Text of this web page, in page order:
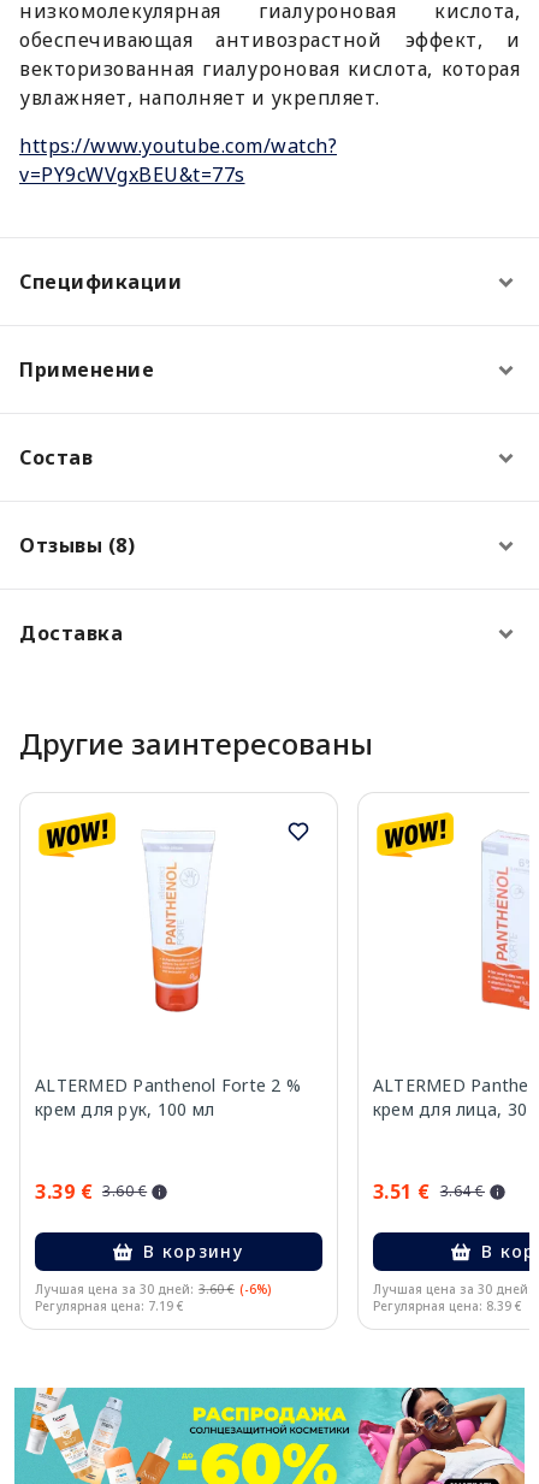
низкомолекулярная гиалуроновая кислота,
обеспечивающая антивозрастной эффект, и
векторизованная гиалуроновая кислота, которая
увлажняет, наполняет и укрепляет.
https://www.youtube.com/watch?
v=PY9cWVgxBEU&t=77s
Спецификации
Применение
Состав
Отзывы (8)
Доставка
Другие заинтересованы
ALTERMED Panthenol Forte 2 %
крем для рук, 100 мл
3.39 € 3.60 €
В корзину
Лучшая цена за 30 дней: 3.60 € (-6%)
Регулярная цена: 7.19 €
ALTERMED
крем для лица, 30 г
3.51 € 3.64 €
В
Лучшая цена за 30 дней:
Регулярная цена: 8.39 €